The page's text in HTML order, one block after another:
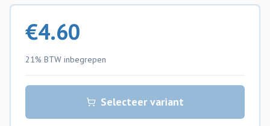
€4.60
21% BTW inbegrepen
Selecteer variant